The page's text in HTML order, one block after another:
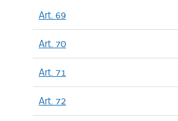
Art. 69
Art. 70
Art. 71
Art. 72